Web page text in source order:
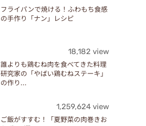
フライパンで焼ける！ふわもち食感
の手作り「ナン」レシピ
18,182 view
誰よりも鶏むね肉を食べてきた料理
研究家の「やばい鶏むねステーキ」
の作り...
1,259,624 view
ご飯がすすむ！「夏野菜の肉巻きお